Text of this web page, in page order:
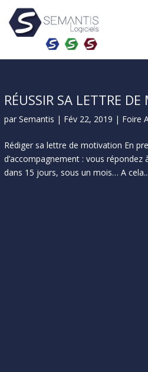
RÉUSSIR SA LETTRE
parSemantis | Fév 22, 2019 | Foire
Rédiger sa lettre de motivation En
d’accompagnement : vous
dans 15 jours, sous un mois… A cela...